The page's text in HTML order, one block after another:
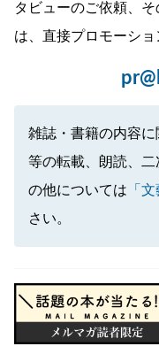
タビューのご依頼、
は、直接プロモーショ
雑誌・書籍の内容
等の転載、朗読、
の他については 「
さい。